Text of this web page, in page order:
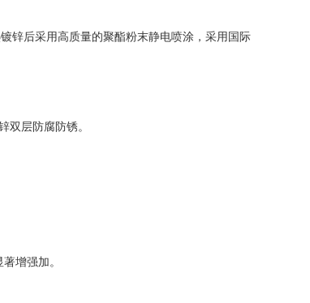
锌后采用高质量的聚酯粉末静电喷涂，采用国际
双层防腐防锈。
增强加。